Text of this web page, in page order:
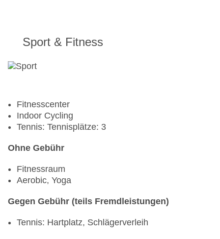
Sport & Fitness
Fitnesscenter
Indoor Cycling
Tennis: Tennisplätze: 3
Ohne Gebühr
Fitnessraum
Aerobic, Yoga
Gegen Gebühr (teils Fremdleistungen)
Tennis: Hartplatz, Schlägerverleih